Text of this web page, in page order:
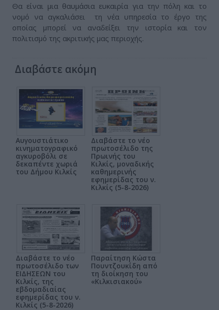
Θα είναι μια θαυμάσια ευκαιρία για την πόλη και το
νομό να αγκαλιάσει τη νέα υπηρεσία το έργο της
οποίας μπορεί να αναδείξει την ιστορία και τον
πολιτισμό της ακριτικής μας περιοχής.
Διαβάστε ακόμη
Αυγουστιάτικο
κινηματογραφικό
αγκυροβόλι σε
δεκαπέντε χωριά
του Δήμου Κιλκίς
Διαβάστε το νέο
πρωτοσέλιδο της
Πρωινής του
Κιλκίς, μοναδικής
καθημερινής
εφημερίδας του ν.
Κιλκίς (5-8-2026)
Διαβάστε το νέο
πρωτοσέλιδο των
ΕΙΔΗΣΕΩΝ του
Κιλκίς, της
εβδομαδιαίας
εφημερίδας του ν.
Κιλκίς (5-8-2026)
Παραίτηση Κώστα
Πουντζουκίδη από
τη διοίκηση του
«Κιλκισιακού»